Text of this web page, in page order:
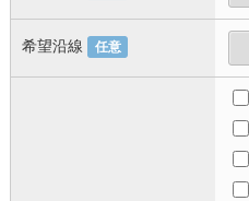
希望沿線 任意